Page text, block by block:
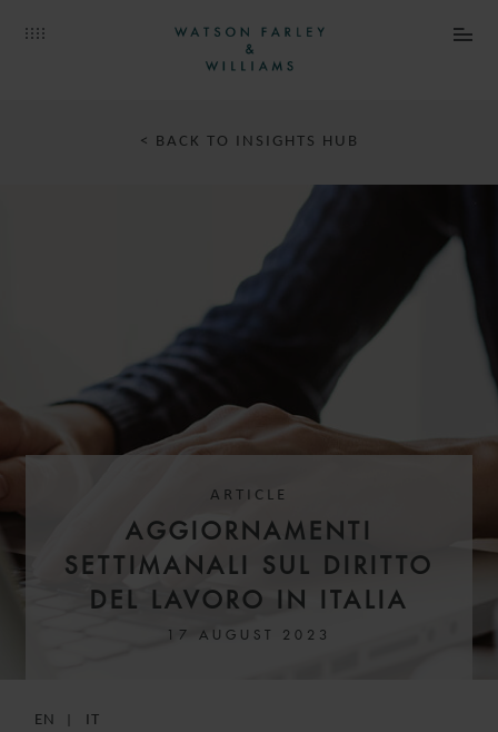
< BACK TO INSIGHTS HUB
ARTICLE
AGGIORNAMENTI
SETTIMANALI SUL DIRITTO
DEL LAVORO IN ITALIA
17 AUGUST 2023
EN IT